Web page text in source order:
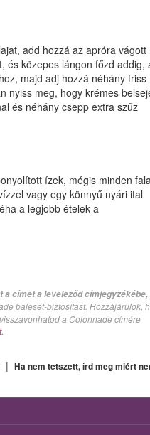
add hozzá az apróra vágott
és közepes lángon főzd addig,
majd adj hozzá néhány friss
nyiss meg, hogy krémes
és néhány csepp extra szűz
ízek, mégis minden
vagy egy könnyű nyári ital
a legjobb ételek a
címet a leveleződ címjegyzékébe,
baleset-biztosítást. Hozzájárulok,
a Colonnade címére
| Ha nem tetszett, írd meg miért